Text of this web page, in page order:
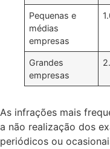
Pequenas e
médias
empresas
Grandes
empresas
As infrações mais
a não realização dos
periódicos ou